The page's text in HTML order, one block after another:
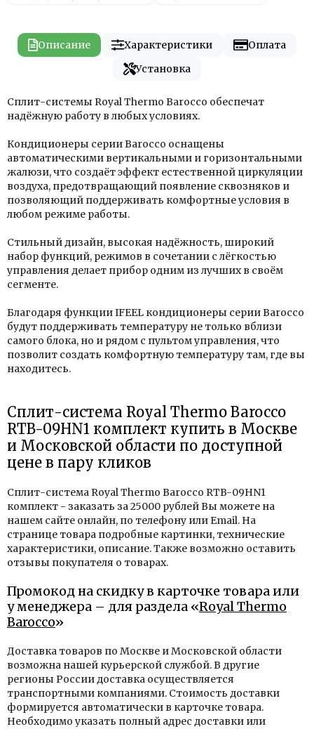
Описание Характеристики
Оплата
Установка
Сплит-системы Royal Thermo Barocco обеспечат
надёжную работу в любых условиях.
Кондиционеры серии Barocco оснащены
автоматическими вертикальными и горизонтальными
жалюзи, что создаёт эффект естественной циркуляции
воздуха, предотвращающий появление сквозняков и
позволяющий поддерживать комфортные условия в
любом режиме работы.
Стильный дизайн, высокая надёжность, широкий
набор функций, режимов в сочетании с лёгкостью
управления делает прибор одним из лучших в своём
сегменте.
Благодаря функции IFEEL кондиционеры серии Barocco
будут поддерживать температуру не только вблизи
самого блока, но и рядом с пультом управления, что
позволит создать комфортную температуру там, где вы
находитесь.
Сплит-система Royal Thermo Barocco
RTB-09HN1 комплект купить в Москве
и Московской области по доступной
цене в пару кликов
Сплит-система Royal Thermo Barocco RTB-09HN1
комплект - заказать за 25000 рублей Вы можете на
нашем сайте онлайн, по телефону или Email. На
странице товара подробные картинки, технические
характеристики, описание. Также возможно оставить
отзывы покупателя о товарах.
Промокод на скидку в карточке товара или
у менеджера – для раздела «Royal Thermo
Barocco»
Доставка товаров по Москве и Московской области
возможна нашей курьерской службой. В другие
регионы России доставка осуществляется
транспортными компаниями. Стоимость доставки
формируется автоматически в карточке товара.
Необходимо указать полный адрес доставки или